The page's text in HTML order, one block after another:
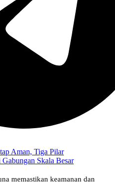
memastikan keamanan dan